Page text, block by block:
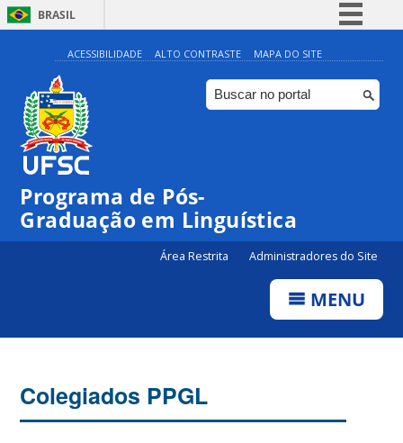
BRASIL
Simplifique!
Comunica BR
Participe
ACESSIBILIDADE ALTO CONTRASTE MAPA DO SITE
Programa de Pós-
Graduação em Linguística
Área Restrita Administradores do Site
MENU
Colegiados PPGL